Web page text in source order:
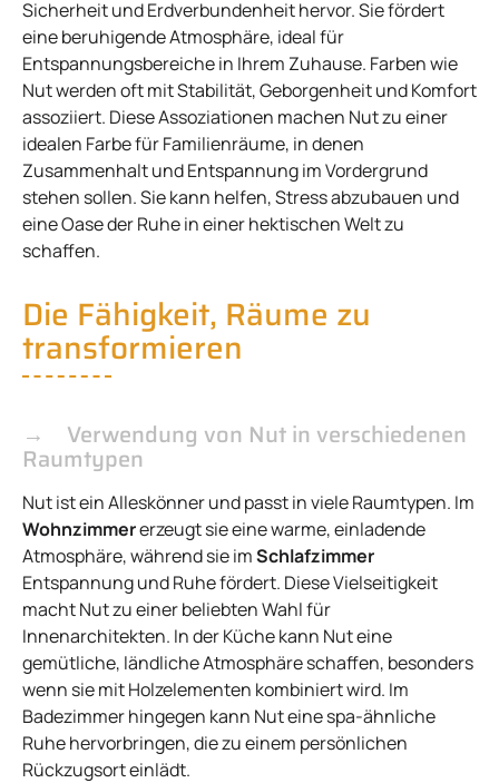
Sicherheit und Erdverbundenheit hervor. Sie fördert
eine beruhigende Atmosphäre, ideal für
Entspannungsbereiche in Ihrem Zuhause. Farben wie
Nut werden oft mit Stabilität, Geborgenheit und Komfort
assoziiert. Diese Assoziationen machen Nut zu einer
idealen Farbe für Familienräume, in denen
Zusammenhalt und Entspannung im Vordergrund
stehen sollen. Sie kann helfen, Stress abzubauen und
eine Oase der Ruhe in einer hektischen Welt zu
schaffen.
Die Fähigkeit, Räume zu
transformieren
Verwendung von Nut in verschiedenen
Raumtypen
Nut ist ein Alleskönner und passt in viele Raumtypen. Im
Wohnzimmererzeugt sie eine warme, einladende
Atmosphäre, während sie imSchlafzimmer
Entspannung und Ruhe fördert. Diese Vielseitigkeit
macht Nut zu einer beliebten Wahl für
Innenarchitekten. In der Küche kann Nut eine
gemütliche, ländliche Atmosphäre schaffen, besonders
wenn sie mit Holzelementen kombiniert wird. Im
Badezimmer hingegen kann Nut eine spa-ähnliche
Ruhe hervorbringen, die zu einem persönlichen
Rückzugsort einlädt.